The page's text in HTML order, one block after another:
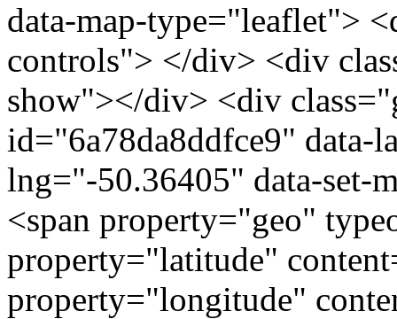
data-map-type="leaflet">
controls"> </div> <div
show"></div> <div
id="6a78da8ddfce9" data-
lng="-50.36405" data-set-
<span property="geo"
property="latitude"
property="longitude"